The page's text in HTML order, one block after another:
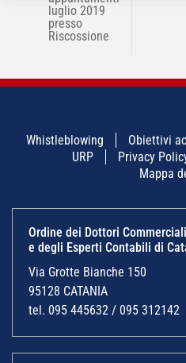
luglio 2019
presso
Riscossione
Whistleblowing Obiettivi
URP
Privacy
Mappa
Ordine dei Dottori
e degli Esperti Contabili di
Via Grotte Bianche 150
95128 CATANIA
tel. 095 445632 / 095 312142